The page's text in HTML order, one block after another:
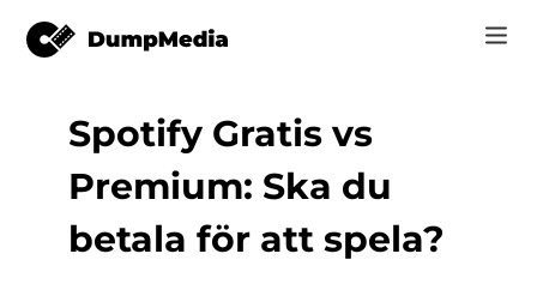
Music
som helst
Video
Online-verktyg
Spotify till mp3
Logga in
Registrera
Spotify Gratis vs
Premium: Ska du
betala för att spela?